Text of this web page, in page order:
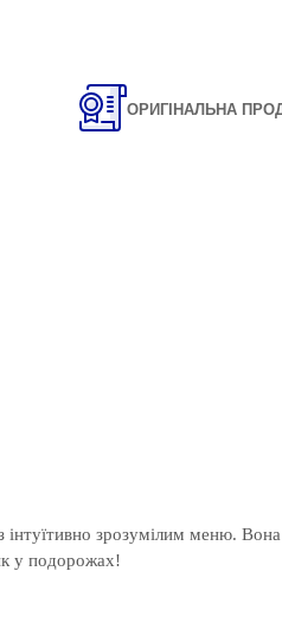
ОРИГІНАЛЬНА
інтуїтивно зрозумілим меню. Вона
у подорожах!